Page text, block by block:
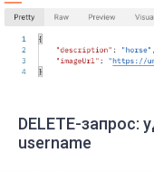
DELETE-запрос:
username